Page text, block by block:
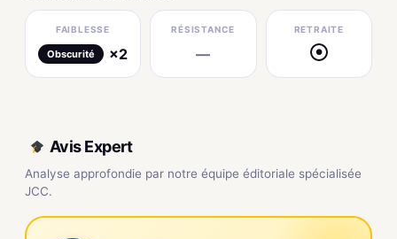
FAIBLESSE
Obscurité ×2
RÉSISTANCE
—
RETRAITE
●
Avis Expert
Analyse approfondie par notre équipe éditoriale spécialisée
JCC.